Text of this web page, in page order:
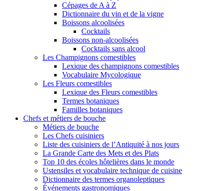
Cépages de A à Z
Dictionnaire du vin et de la vigne
Boissons alcoolisées
Cocktails
Boissons non-alcoolisées
Cocktails sans alcool
Les Champignons comestibles
Lexique des champignons comestibles
Vocabulaire Mycologique
Les Fleurs comestibles
Lexique des Fleurs comestibles
Termes botaniques
Familles botaniques
Chefs et métiers de bouche
Métiers de bouche
Les Chefs cuisiniers
Liste des cuisiniers de l’Antiquité à nos jours
La Grande Carte des Mets et des Plats
Top 10 des écoles hôtelières dans le monde
Ustensiles et vocabulaire technique de cuisine
Dictionnaire des termes organoleptiques
Événements gastronomiques